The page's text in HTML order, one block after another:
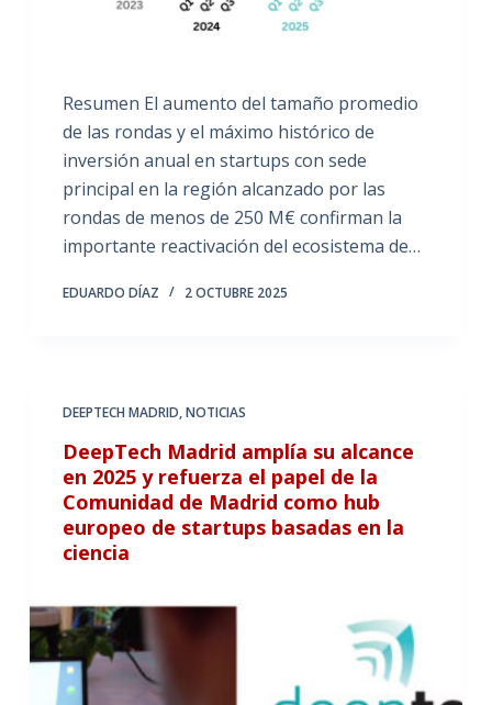
Resumen El aumento del tamaño promedio
de las rondas y el máximo histórico de
inversión anual en startups con sede
principal en la región alcanzado por las
rondas de menos de 250 M€ confirman la
importante reactivación del ecosistema de…
EDUARDO DÍAZ 2 OCTUBRE 2025
DEEPTECH MADRID,NOTICIAS
DeepTech Madrid amplía su alcance
en 2025 y refuerza el papel de la
Comunidad de Madrid como hub
europeo de startups basadas en la
ciencia